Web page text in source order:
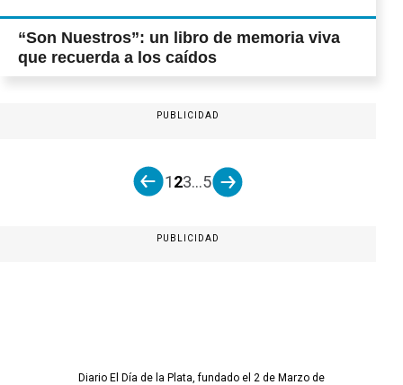
“Son Nuestros”: un libro de memoria viva
que recuerda a los caídos
PUBLICIDAD
123...5
PUBLICIDAD
Diario El Día de la Plata, fundado el 2 de Marzo de